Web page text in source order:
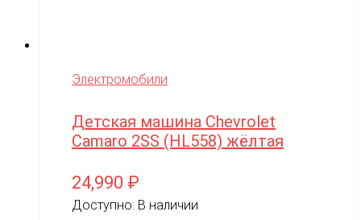
Электромобили
Детская машина Chevrolet
Camaro 2SS (HL558) жёлтая
24,990 ₽
Доступно: В наличии